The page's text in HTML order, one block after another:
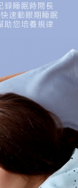
錄睡眠時間長
速動眼期睡眠
助您培養規律